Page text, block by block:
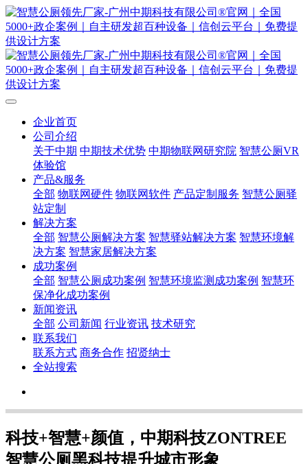
企业首页
公司介绍
关于中期 中期技术优势 中期物联网研究院 智慧公厕VR
体验馆
产品&服务
全部 物联网硬件 物联网软件 产品定制服务 智慧公厕驿
站定制
解决方案
全部 智慧公厕解决方案 智慧驿站解决方案 智慧环境解
决方案 智慧家居解决方案
成功案例
全部 智慧公厕成功案例 智慧环境监测成功案例 智慧环
保净化成功案例
新闻资讯
全部 公司新闻 行业资讯 技术研究
联系我们
联系方式 商务合作 招贤纳士
全站搜索
科技+智慧+颜值，中期科技ZONTREE
智慧公厕黑科技提升城市形象